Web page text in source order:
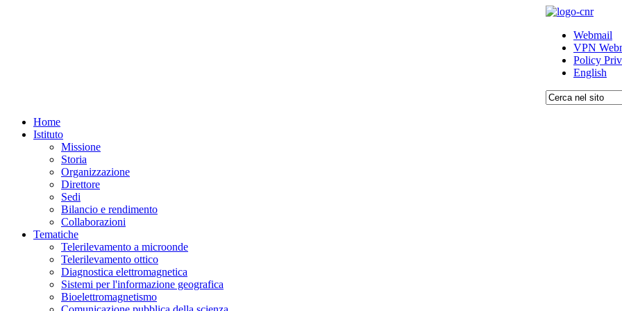
Webmail
VPN
Policy
English
Home
Istituto
Missione
Storia
Organizzazione
Direttore
Sedi
Bilancio e rendimento
Collaborazioni
Tematiche
Telerilevamento a microonde
Telerilevamento ottico
Diagnostica elettromagnetica
Sistemi per l'informazione geografica
Bioelettromagnetismo